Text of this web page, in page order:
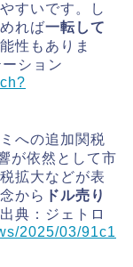
すいです。し
れば一転して
性もありま
ション
への追加関税
が依然として市
拡大などが表
から ドル売り
典：ジェトロ
2025/03/91c1